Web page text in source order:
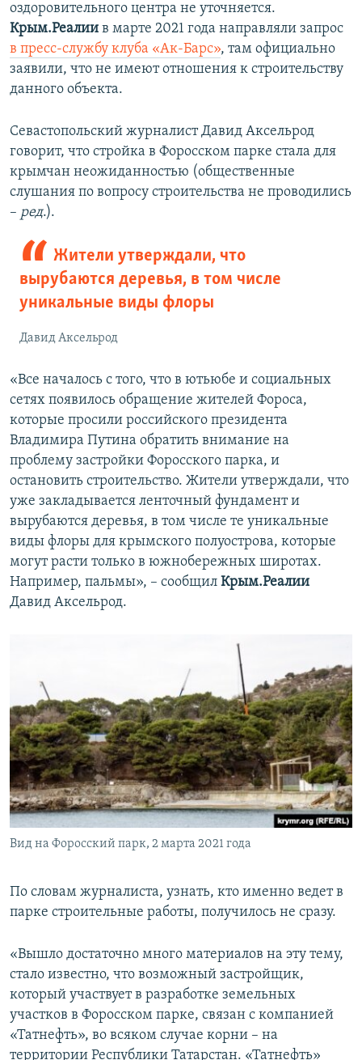
оздоровительного центра не уточняется.
Крым.Реалии в марте 2021 года направляли запрос
в пресс-службу клуба «Ак-Барс», там официально
заявили, что не имеют отношения к строительству
данного объекта.
Севастопольский журналист Давид Аксельрод
говорит, что стройка в Форосском парке стала для
крымчан неожиданностью (общественные
слушания по вопросу строительства не проводились
– ред.).
Жители утверждали, что
вырубаются деревья, в том числе
уникальные виды флоры
Давид Аксельрод
«Все началось с того, что в ютьюбе и социальных
сетях появилось обращение жителей Фороса,
которые просили российского президента
Владимира Путина обратить внимание на
проблему застройки Форосского парка, и
остановить строительство. Жители утверждали, что
уже закладывается ленточный фундамент и
вырубаются деревья, в том числе те уникальные
виды флоры для крымского полуострова, которые
могут расти только в южнобережных широтах.
Например, пальмы», – сообщил Крым.Реалии
Давид Аксельрод.
Вид на Форосский парк, 2 марта 2021 года
По словам журналиста, узнать, кто именно ведет в
парке строительные работы, получилось не сразу.
«Вышло достаточно много материалов на эту тему,
стало известно, что возможный застройщик,
который участвует в разработке земельных
участков в Форосском парке, связан с компанией
«Татнефть», во всяком случае корни – на
территории Республики Татарстан. «Татнефть»